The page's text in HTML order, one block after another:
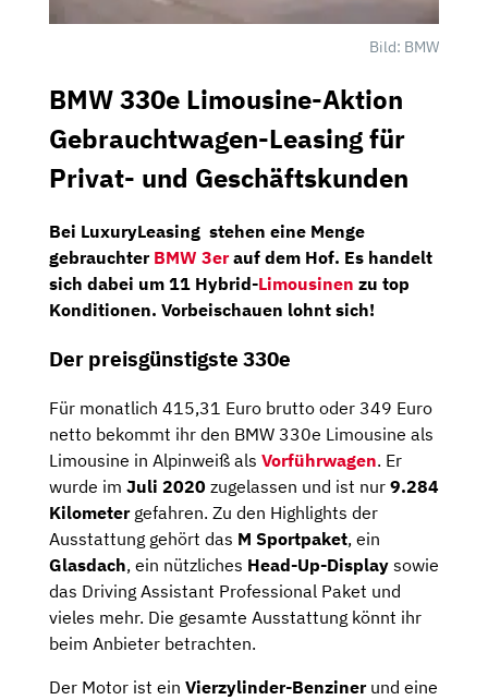
Bild: BMW
BMW 330e Limousine-Aktion
Gebrauchtwagen-Leasing für
Privat- und Geschäftskunden
Bei LuxuryLeasing stehen eine Menge
gebrauchter BMW 3erauf dem Hof. Es handelt
sich dabei um 11 Hybrid-Limousinen zu top
Konditionen. Vorbeischauen lohnt sich!
Der preisgünstigste 330e
Für monatlich 415,31 Euro brutto oder 349 Euro
netto bekommt ihr den BMW 330e Limousine als
Limousine in Alpinweiß als Vorführwagen. Er
wurde im Juli 2020 zugelassen und ist nur 9.284
Kilometergefahren. Zu den Highlights der
Ausstattung gehört das M Sportpaket, ein
Glasdach, ein nützliches Head-Up-Display sowie
das Driving Assistant Professional Paket und
vieles mehr. Die gesamte Ausstattung könnt ihr
beim Anbieter betrachten.
Der Motor ist ein Vierzylinder-Benzinerund eine